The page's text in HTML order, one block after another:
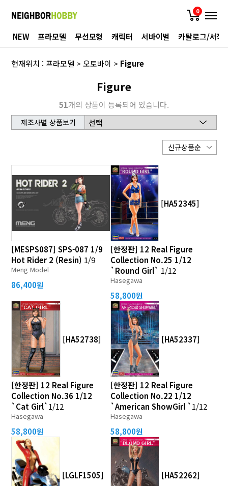
0
NEW 프라모델 무선모형 캐릭터 서바이벌 카탈로그/서적
현재위치 :프라모델 >오토바이 > Figure
Figure
51개의 상품이 등록되어 있습니다.
제조사별 상품보기
[MESPS087] SPS-087 1/9
Hot Rider 2 (Resin) 1/9
Meng Model
86,400원
[HA52345]
[한정판] 12 Real Figure
Collection No.25 1/12
`Round Girl` 1/12
Hasegawa
58,800원
[HA52738]
[한정판] 12 Real Figure
Collection No.36 1/12
`Cat Girl`1/12
Hasegawa
58,800원
[HA52337]
[한정판] 12 Real Figure
Collection No.22 1/12
`American ShowGirl `1/12
Hasegawa
58,800원
[LGLF1505] [HA52262]